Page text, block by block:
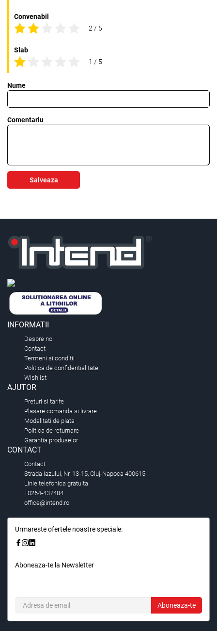
Convenabil
2 / 5
Slab
1 / 5
Nume
Comentariu
Salveaza
INFORMATII
Despre noi
Contact
Termeni si conditii
Politica de confidentialitate
Wishlist
AJUTOR
Preturi si tarife
Plasare comanda si livrare
Modalitati de plata
Politica de returnare
Garantia produselor
CONTACT
Contact
Strada Iazului, Nr. 13-15, Cluj-Napoca 400615
Linie telefonica gratuita
+0264-437484
office@intend.ro
Urmareste ofertele noastre speciale:
Aboneaza-te la Newsletter
Aboneaza-te